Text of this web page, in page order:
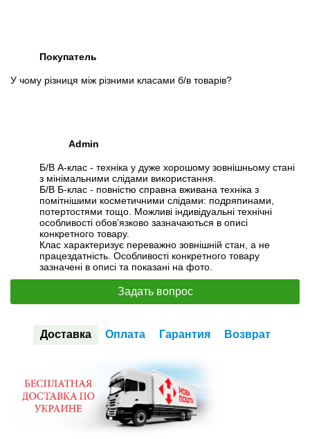
Покупатель
У чому різниця між різними класами б/в товарів?
Admin
Б/В А-клас - техніка у дуже хорошому зовнішньому стані
з мінімальними слідами використання.
Б/В Б-клас - повністю справна вживана техніка з
помітнішими косметичними слідами: подряпинами,
потертостями тощо. Можливі індивідуальні технічні
особливості обов’язково зазначаються в описі
конкретного товару.
Клас характеризує переважно зовнішній стан, а не
працездатність. Особливості конкретного товару
зазначені в описі та показані на фото.
Задать вопрос
Доставка Оплата Гарантия Возврат